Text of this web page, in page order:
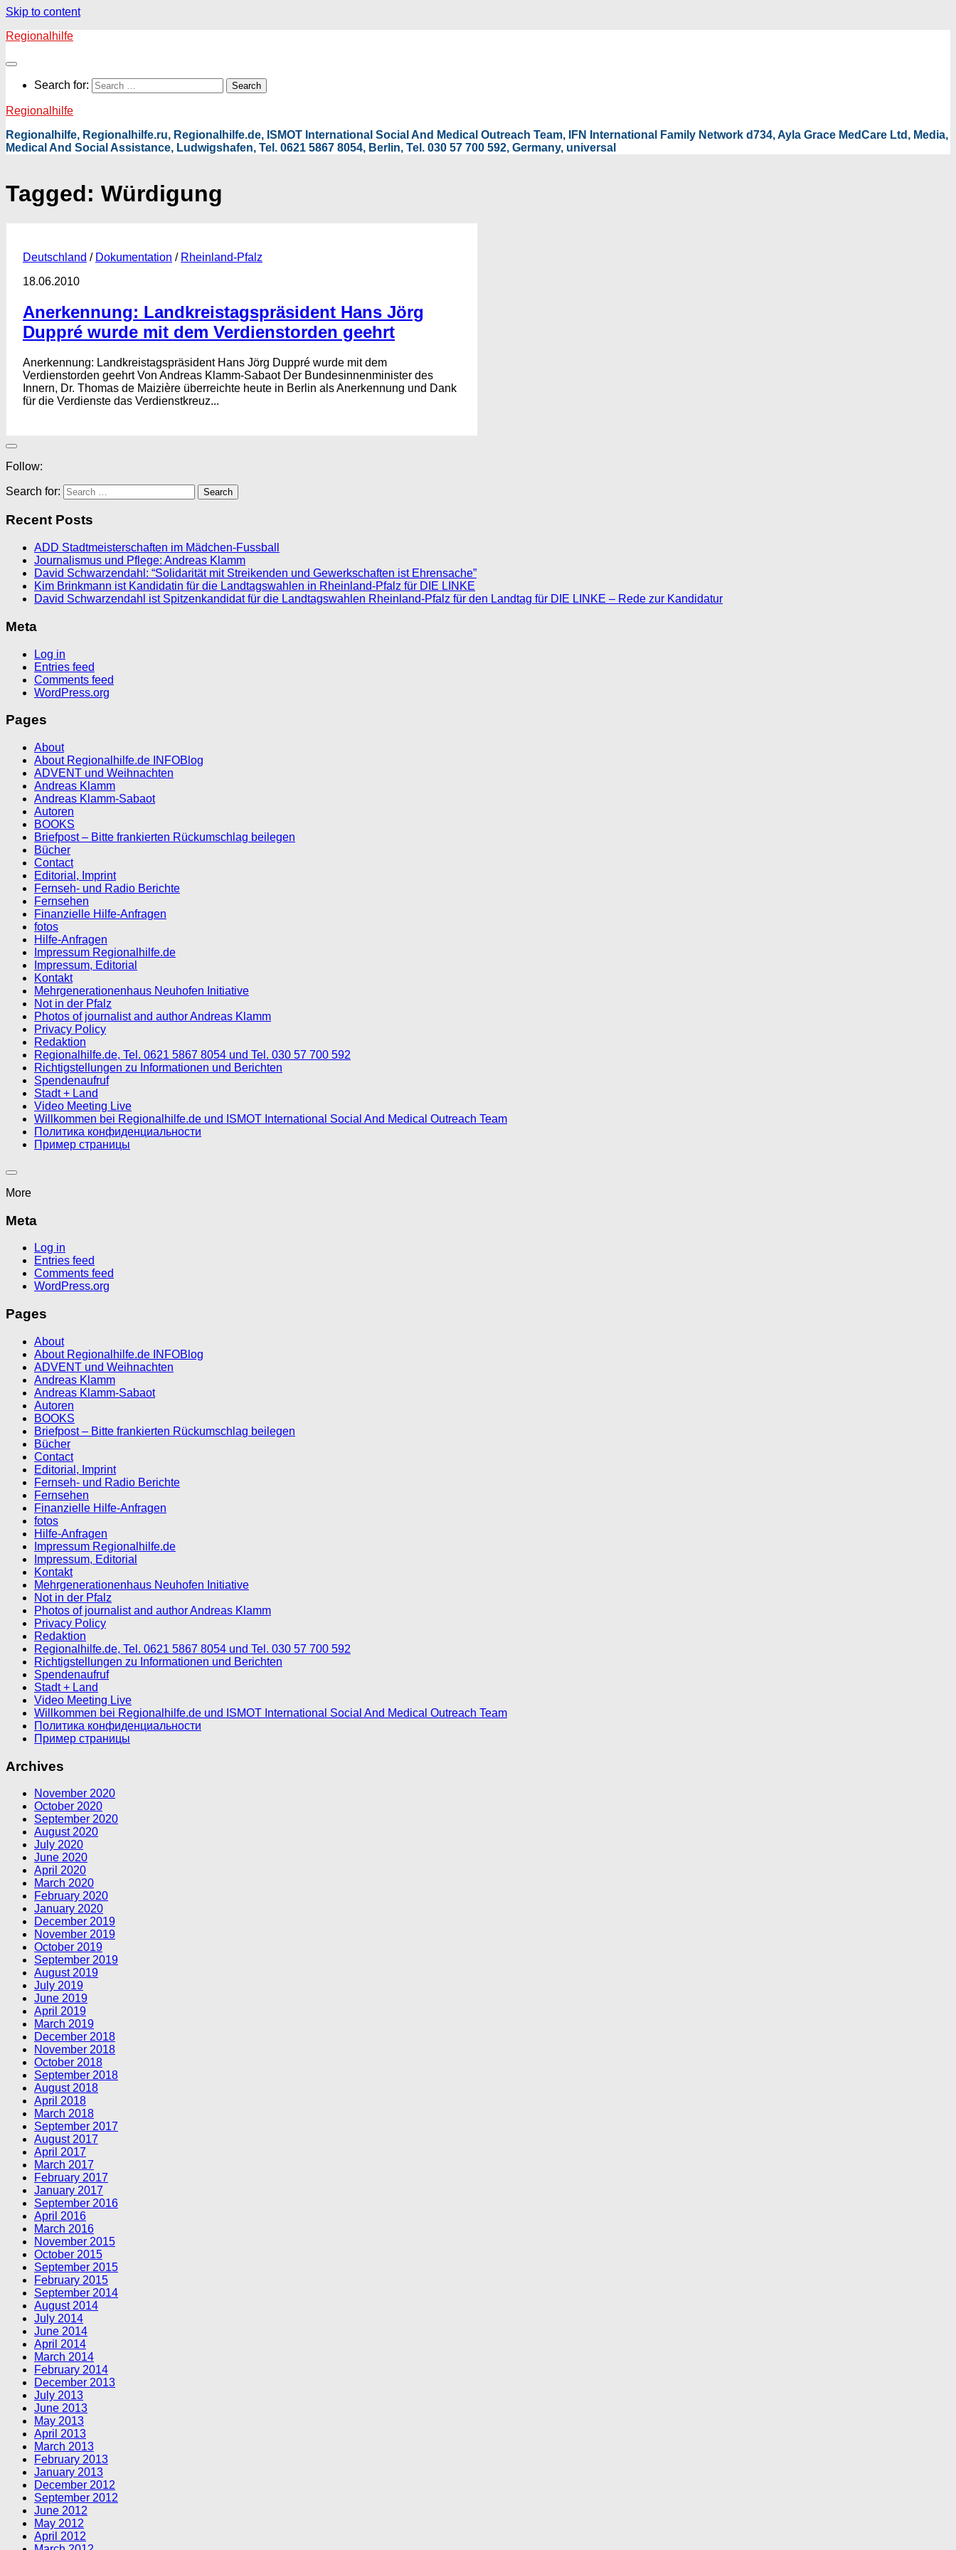
Skip to content
Regionalhilfe
Search for:
Regionalhilfe
Regionalhilfe, Regionalhilfe.ru, Regionalhilfe.de, ISMOT International Social And Medical Outreach Team, IFN International Family Network d734, Ayla Grace MedCare Ltd, Media,
Medical And Social Assistance, Ludwigshafen, Tel. 0621 5867 8054, Berlin, Tel. 030 57 700 592, Germany, universal
Tagged: Würdigung
Deutschland / Dokumentation / Rheinland-Pfalz
18.06.2010
Anerkennung: Landkreistagspräsident Hans Jörg
Duppré wurde mit dem Verdienstorden geehrt
Anerkennung: Landkreistagspräsident Hans Jörg Duppré wurde mit dem
Verdienstorden geehrt Von Andreas Klamm-Sabaot Der Bundesinnenminister des
Innern, Dr. Thomas de Maizière überreichte heute in Berlin als Anerkennung und Dank
für die Verdienste das Verdienstkreuz...
Follow:
Search for:
Recent Posts
ADD Stadtmeisterschaften im Mädchen-Fussball
Journalismus und Pflege: Andreas Klamm
David Schwarzendahl: “Solidarität mit Streikenden und Gewerkschaften ist Ehrensache”
Kim Brinkmann ist Kandidatin für die Landtagswahlen in Rheinland-Pfalz für DIE LINKE
David Schwarzendahl ist Spitzenkandidat für die Landtagswahlen Rheinland-Pfalz für den Landtag für DIE LINKE – Rede zur Kandidatur
Meta
Log in
Entries feed
Comments feed
WordPress.org
Pages
About
About Regionalhilfe.de INFOBlog
ADVENT und Weihnachten
Andreas Klamm
Andreas Klamm-Sabaot
Autoren
BOOKS
Briefpost – Bitte frankierten Rückumschlag beilegen
Bücher
Contact
Editorial, Imprint
Fernseh- und Radio Berichte
Fernsehen
Finanzielle Hilfe-Anfragen
fotos
Hilfe-Anfragen
Impressum Regionalhilfe.de
Impressum, Editorial
Kontakt
Mehrgenerationenhaus Neuhofen Initiative
Not in der Pfalz
Photos of journalist and author Andreas Klamm
Privacy Policy
Redaktion
Regionalhilfe.de, Tel. 0621 5867 8054 und Tel. 030 57 700 592
Richtigstellungen zu Informationen und Berichten
Spendenaufruf
Stadt + Land
Video Meeting Live
Willkommen bei Regionalhilfe.de und ISMOT International Social And Medical Outreach Team
Политика конфиденциальности
Пример страницы
More
Meta
Log in
Entries feed
Comments feed
WordPress.org
Pages
About
About Regionalhilfe.de INFOBlog
ADVENT und Weihnachten
Andreas Klamm
Andreas Klamm-Sabaot
Autoren
BOOKS
Briefpost – Bitte frankierten Rückumschlag beilegen
Bücher
Contact
Editorial, Imprint
Fernseh- und Radio Berichte
Fernsehen
Finanzielle Hilfe-Anfragen
fotos
Hilfe-Anfragen
Impressum Regionalhilfe.de
Impressum, Editorial
Kontakt
Mehrgenerationenhaus Neuhofen Initiative
Not in der Pfalz
Photos of journalist and author Andreas Klamm
Privacy Policy
Redaktion
Regionalhilfe.de, Tel. 0621 5867 8054 und Tel. 030 57 700 592
Richtigstellungen zu Informationen und Berichten
Spendenaufruf
Stadt + Land
Video Meeting Live
Willkommen bei Regionalhilfe.de und ISMOT International Social And Medical Outreach Team
Политика конфиденциальности
Пример страницы
Archives
November 2020
October 2020
September 2020
August 2020
July 2020
June 2020
April 2020
March 2020
February 2020
January 2020
December 2019
November 2019
October 2019
September 2019
August 2019
July 2019
June 2019
April 2019
March 2019
December 2018
November 2018
October 2018
September 2018
August 2018
April 2018
March 2018
September 2017
August 2017
April 2017
March 2017
February 2017
January 2017
September 2016
April 2016
March 2016
November 2015
October 2015
September 2015
February 2015
September 2014
August 2014
July 2014
June 2014
April 2014
March 2014
February 2014
December 2013
July 2013
June 2013
May 2013
April 2013
March 2013
February 2013
January 2013
December 2012
September 2012
June 2012
May 2012
April 2012